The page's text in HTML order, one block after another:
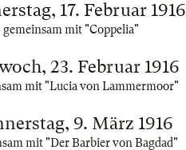
17. Februar 1916
gemeinsam mit "Coppelia"
23. Februar 1916
mit "Lucia von Lammermoor"
9. März 1916
mit "Der Barbier von Bagdad"